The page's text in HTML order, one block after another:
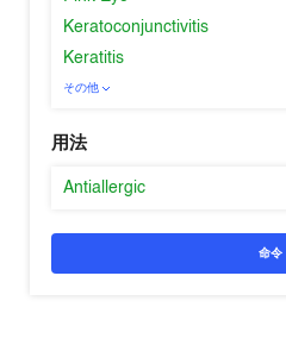
Keratoconjunctivitis
Keratitis
その他
用法
Antiallergic
命令